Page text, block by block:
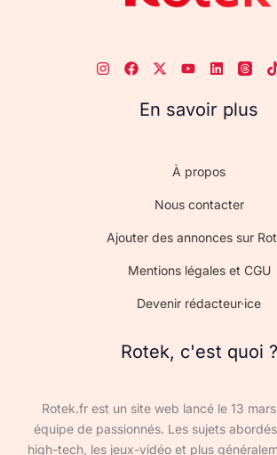
En savoir plus
À propos
Nous contacter
Ajouter des annonces sur
Mentions légales et CGU
Devenir rédacteur·ice
Rotek, c'est quoi ?
Rotek.fr est un site web lancé le 13
équipe de passionnés. Les sujets
high-tech, les jeux-vidéo et plus